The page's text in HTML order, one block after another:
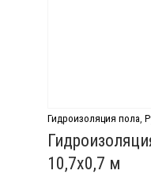
Гидроизоляция пола
10,7х0,7 м